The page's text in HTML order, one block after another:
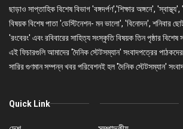
ছাড়াও সাপ্তাহিক বিশেষ বিভাগ 'বঙ্গদর্পণ','শিক্ষার অঙ্গনে',
বিষয়ক বিশেষ পাতা 'ডেস্টিনেশন- মন ভালো', 'বিনোদন', শনিবার
'রংবেরং' এবং রবিবারের সাহিত্য সংস্কৃতি বিষয়ক তিন পৃষ্ঠার বিশেষ
এই ফিচারগুলি আমাদের 'দৈনিক স্টেটসম্যান' সংবাদপত্রের
সারির গুণমান সম্পন্ন খবর পরিবেশনই হল 'দৈনিক স্টেটসম্যান'
Quick Link